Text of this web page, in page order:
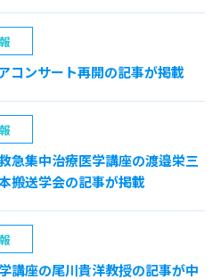
コンサート再開の記事が掲載
急集中治療医学講座の渡邉栄三
搬送学会の記事が掲載
講座の尾川貴洋教授の記事が中